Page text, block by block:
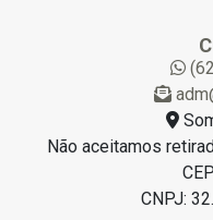
Não aceitamos
CNPJ: